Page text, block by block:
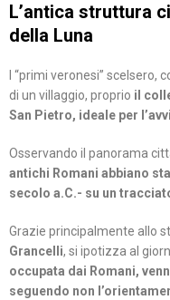
L’antica struttura
della Luna
I “primi veronesi”
di un villaggio, proprio il
San Pietro, ideale per
Osservando il panorama
antichi Romani abbiano
secolo a.C.- su un
Grazie principalmente allo
Grancelli, si ipotizza al
occupata dai Romani,
seguendo non